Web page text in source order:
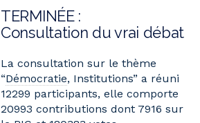
TERMINÉE :
Consultation du vrai débat
La consultation sur le thème
“Démocratie, Institutions” a réuni
12299 participants, elle comporte
20993 contributions dont 7916 sur